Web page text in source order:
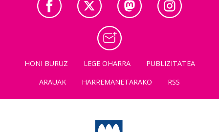
HONI BURUZ LEGE OHARRA
PUBLIZITATEA
ARAUAK
HARREMANETARAKO RSS